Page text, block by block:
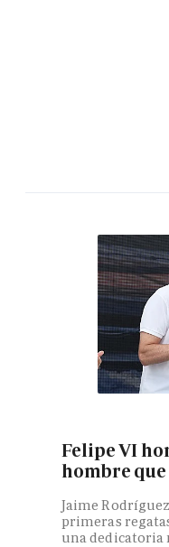
Felipe VI
hombre
Jaime
primeras
una dedicatoria